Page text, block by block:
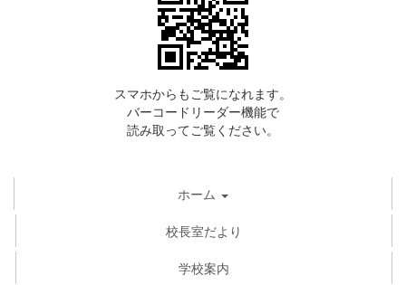
スマホからもご覧になれます。
バーコードリーダー機能で
読み取ってご覧ください。
ホーム
校長室だより
学校案内